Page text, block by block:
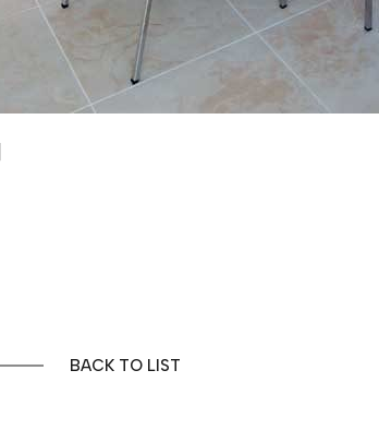
ビス
BACK TO LIST